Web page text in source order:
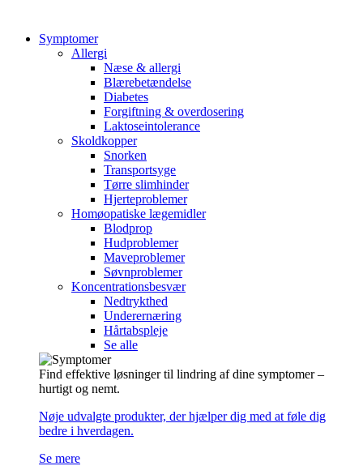
Symptomer
Allergi
Næse & allergi
Blærebetændelse
Diabetes
Forgiftning & overdosering
Laktoseintolerance
Skoldkopper
Snorken
Transportsyge
Tørre slimhinder
Hjerteproblemer
Homøopatiske lægemidler
Blodprop
Hudproblemer
Maveproblemer
Søvnproblemer
Koncentrationsbesvær
Nedtrykthed
Underernæring
Hårtabspleje
Se alle
Find effektive løsninger til lindring af dine symptomer –
hurtigt og nemt.
Nøje udvalgte produkter, der hjælper dig med at føle dig
bedre i hverdagen.
Se mere